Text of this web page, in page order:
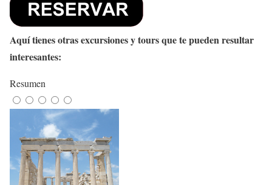
Aquí tienes otras excursiones y tours que te pueden resultar
interesantes:
Resumen